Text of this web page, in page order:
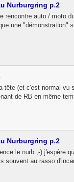
Nurburgring p.2
rencontre auto / moto
une "démonstration"
tête (et c'est normal
de RB en même
Nurburgring p.2
le nurb ;-) j'espère
souvent au rasso